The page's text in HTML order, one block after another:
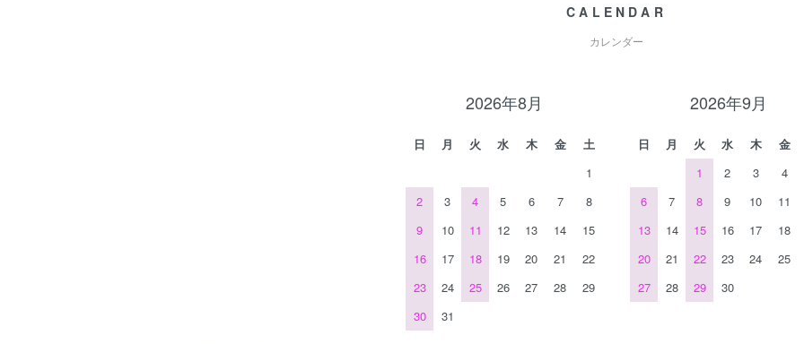
CALENDAR
カレンダー
2026年8月
日 月 火 水 木 金
土
1
2
3 4 5 6 7
8
9
10 11 12 13 14
15
16
17 18 19 20 21
22
23
24 25 26 27 28
29
30
31
2026年9月
日 月 火 水 木 金
1
2 3 4
6
7 8 9 10 11
13
14 15 16 17 18
20
21 22 23 24 25
27
28 29 30